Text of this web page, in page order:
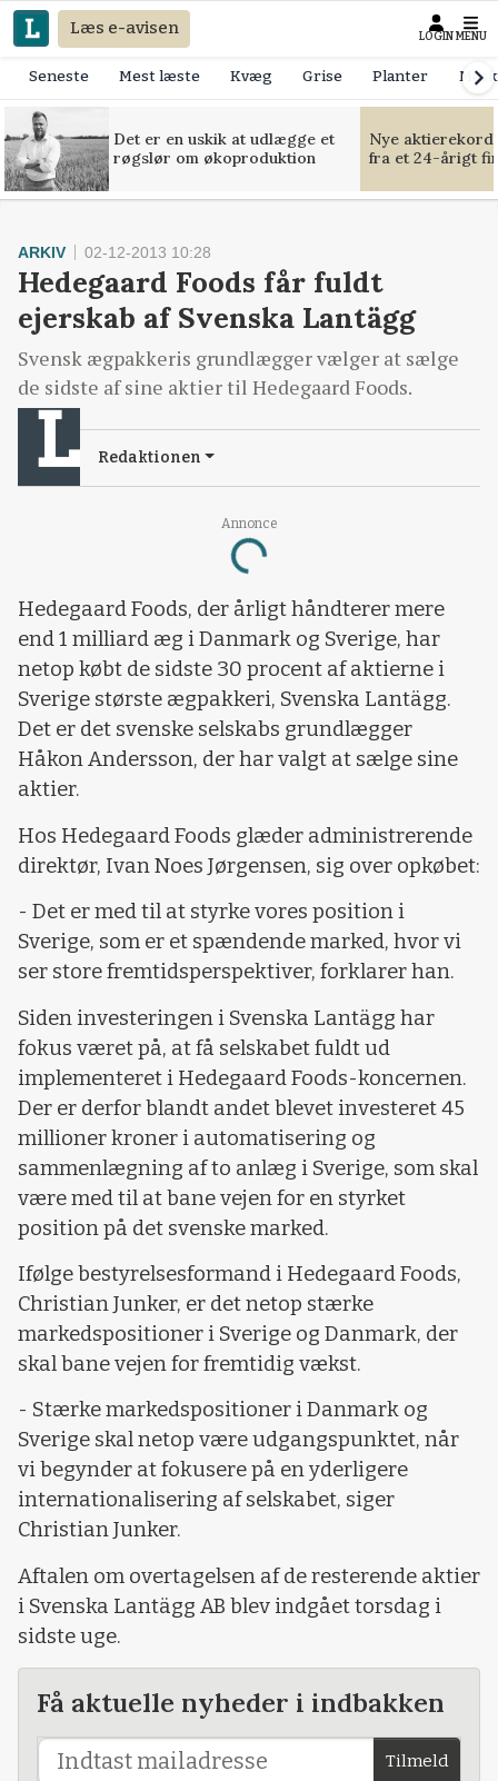
Læs e-avisen LOGIN MENU
Seneste Mest læste Kvæg Grise Planter
Det er en uskik at udlægge et
røgslør om økoproduktion
Nye
fra et 24-årigt
Annonce
Loading...
ARKIV 02-12-2013 10:28
Hedegaard Foods får fuldt
ejerskab af Svenska Lantägg
Svensk ægpakkeris grundlægger vælger at sælge
de sidste af sine aktier til Hedegaard Foods.
Redaktionen
Hedegaard Foods, der årligt håndterer mere
end 1 milliard æg i Danmark og Sverige, har
netop købt de sidste 30 procent af aktierne i
Sverige største ægpakkeri, Svenska Lantägg.
Det er det svenske selskabs grundlægger
Håkon Andersson, der har valgt at sælge sine
aktier.
Hos Hedegaard Foods glæder administrerende
direktør, Ivan Noes Jørgensen, sig over opkøbet:
- Det er med til at styrke vores position i
Sverige, som er et spændende marked, hvor vi
ser store fremtidsperspektiver, forklarer han.
Siden investeringen i Svenska Lantägg har
fokus været på, at få selskabet fuldt ud
implementeret i Hedegaard Foods-koncernen.
Der er derfor blandt andet blevet investeret 45
millioner kroner i automatisering og
sammenlægning af to anlæg i Sverige, som skal
være med til at bane vejen for en styrket
position på det svenske marked.
Ifølge bestyrelsesformand i Hedegaard Foods,
Christian Junker, er det netop stærke
markedspositioner i Sverige og Danmark, der
skal bane vejen for fremtidig vækst.
- Stærke markedspositioner i Danmark og
Sverige skal netop være udgangspunktet, når
vi begynder at fokusere på en yderligere
internationalisering af selskabet, siger
Christian Junker.
Aftalen om overtagelsen af de resterende aktier
i Svenska Lantägg AB blev indgået torsdag i
sidste uge.
Få aktuelle nyheder i indbakken
Tilmeld